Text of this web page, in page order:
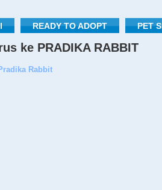
READY TO ADOPT PET
ke PRADIKA RABBIT
Rabbit